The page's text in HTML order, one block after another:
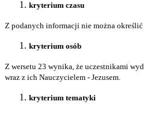
kryterium czasu
Z podanych informacji nie można
kryterium osób
Z wersetu 23 wynika, że uczestnikami
wraz z ich Nauczycielem - Jezusem.
kryterium tematyki